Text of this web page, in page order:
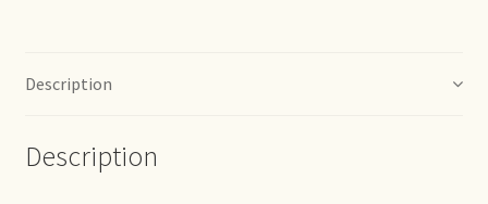
Description
Description